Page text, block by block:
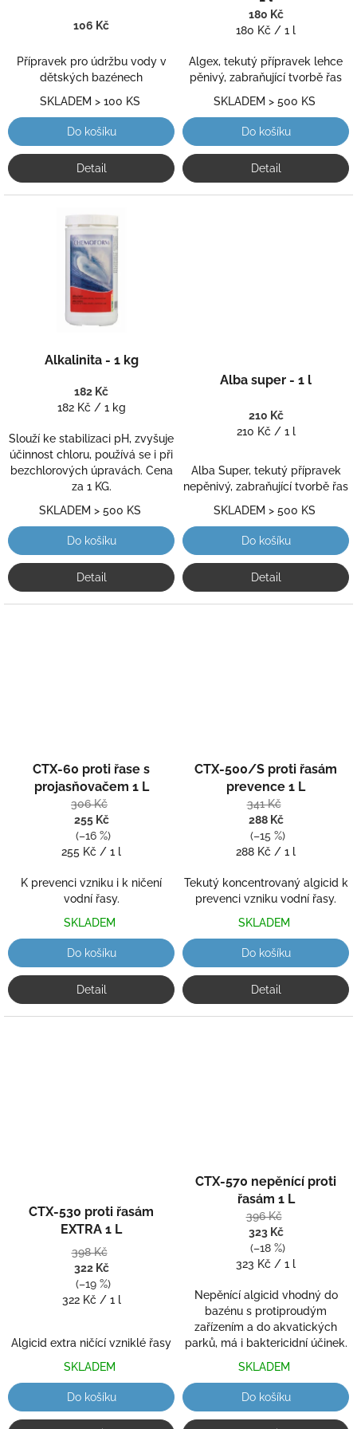
je
5
hvězdiček.
106 Kč
Přípravek pro údržbu vody v
dětských bazénech
SKLADEM > 100 KS
Do košíku
Detail
je
5,0
5
hvězdiček.
180 Kč
Měrná
180 Kč / 1 l
Algex, tekutý přípravek lehce
pěnivý, zabraňující tvorbě řas
SKLADEM > 500 KS
Do košíku
Detail
hodnocení
je
5,0
5
hvězdiček.
Alkalinita - 1 kg
182 Kč
Měrná
182 Kč / 1 kg
Slouží ke stabilizaci pH, zvyšuje
účinnost chloru, používá se i při
bezchlorových úpravách. Cena
za 1 KG.
SKLADEM > 500 KS
Do košíku
Detail
hodnocení
produktu
je
5,0
z
hvězdiček.
Alba super - 1 l
210 Kč
Měrná
210 Kč / 1 l
Alba Super, tekutý přípravek
nepěnivý, zabraňující tvorbě řas
SKLADEM > 500 KS
Do košíku
Detail
hodnocení
produktu
je
5,0
z
5
CTX-60 proti řase s
projasňovačem 1 L
306 Kč
255 Kč
(–16 %)
Měrná
255 Kč / 1 l
K prevenci vzniku i k ničení
vodní řasy.
SKLADEM
Do košíku
Detail
hodnocení
produktu
je
5,0
z
5
CTX-500/S proti řasám
prevence 1 L
341 Kč
288 Kč
(–15 %)
Měrná
288 Kč / 1 l
Tekutý koncentrovaný algicid k
prevenci vzniku vodní řasy.
SKLADEM
Do košíku
Detail
hodnocení
produktu
je
5,0
z
5
hvězdiček.
CTX-530 proti řasám
EXTRA 1 L
398 Kč
322 Kč
(–19 %)
Měrná
322 Kč / 1 l
Algicid extra ničící vzniklé řasy
SKLADEM
Do košíku
hodnocení
produktu
je
5,0
z
5
CTX-570 nepěnící proti
řasám 1 L
396 Kč
323 Kč
(–18 %)
Měrná
323 Kč / 1 l
Nepěnící algicid vhodný do
bazénu s protiproudým
zařízením a do akvatických
parků, má i baktericidní účinek.
SKLADEM
Do košíku